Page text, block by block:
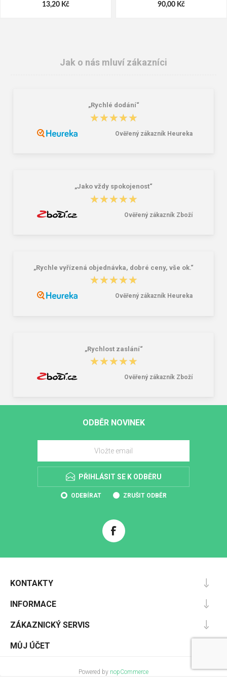
13,20 Kč 90,00 Kč
Jak o nás mluví zákazníci
„Rychlé dodání“
★★★★★
★★★★★
Ověřený zákazník Heureka
„Jako vždy spokojenost“
★★★★★
★★★★★
Ověřený zákazník Zboží
„Rychle vyřízená objednávka, dobré ceny, vše ok.“
★★★★★
★★★★★
Ověřený zákazník Heureka
„Rychlost zaslání“
★★★★★
★★★★★
Ověřený zákazník Zboží
ODBĚR NOVINEK
PŘIHLÁSIT SE K ODBĚRU
ODEBÍRAT ZRUŠIT ODBĚR
KONTAKTY
INFORMACE
ZÁKAZNICKÝ SERVIS
MŮJ ÚČET
Powered by nopCommerce